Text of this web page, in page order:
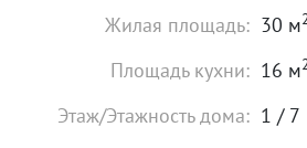
Жилая площадь: 30 м
Площадь кухни: 16 м
Этаж/Этажность дома: 1 / 7